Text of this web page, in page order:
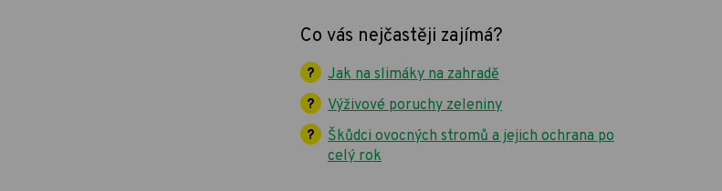
Co vás nejčastěji zajímá?
Jak na slimáky na zahradě
Výživové poruchy zeleniny
Škůdci ovocných stromů a jejich ochrana po
celý rok